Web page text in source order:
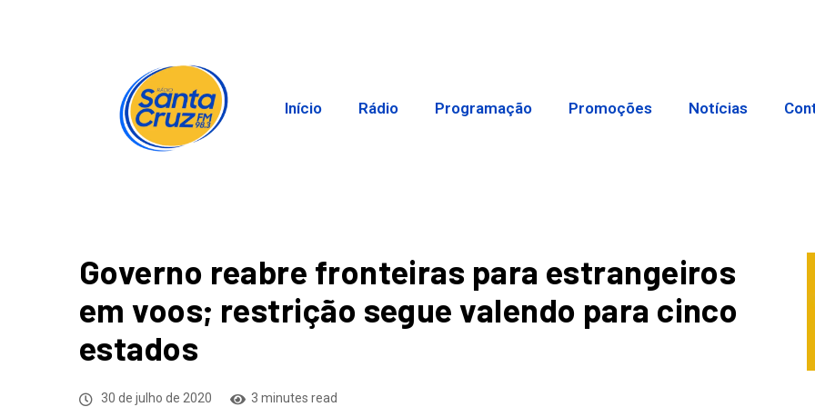
Início Rádio Programação Promoções Notícias
Governo reabre fronteiras para estrangeiros
em voos; restrição segue valendo para cinco
estados
30 de julho de 2020 3 minutes read